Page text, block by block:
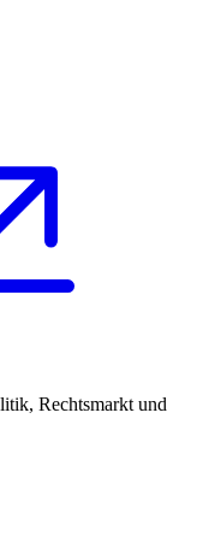
Rechtsmarkt und